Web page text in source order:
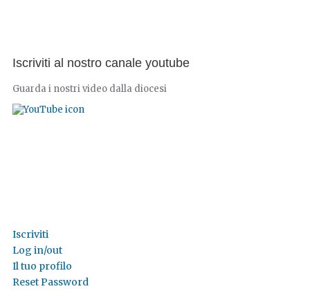
Iscriviti al nostro canale youtube
Guarda i nostri video dalla diocesi
Iscriviti
Log in/out
Il tuo profilo
Reset Password